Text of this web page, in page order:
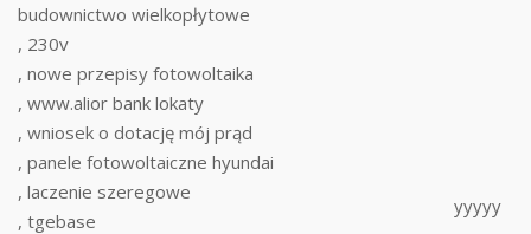
budownictwo wielkopłytowe
, 230v
, nowe przepisy fotowoltaika
, www.alior bank lokaty
, wniosek o dotację mój prąd
, panele fotowoltaiczne hyundai
, laczenie szeregowe
, tgebase
yyyyy